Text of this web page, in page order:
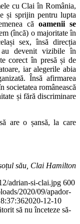
cu Clai în România,
și sprijin pentru lupta
că oamenii se
(încă) o majoritate în
sex, însă direcția
au devenit vizibile în
corect în presă și de
iar alegerile abia
Însă afirmarea
românească
și fără discriminare
are o șansă, la care
său, Clai Hamilton
adrian-si-clai.jpg 600
2020/09/apador-
2020-12-10
să nu înceteze să-